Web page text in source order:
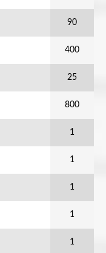
90
400
25
800
1
1
1
1
1